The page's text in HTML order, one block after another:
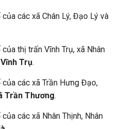
các xã Chân Lý, Đạo Lý và
thị trấn Vĩnh Trụ, xã Nhân
Trụ.
các xã Trần Hưng Đạo,
Trần Thương.
các xã Nhân Thịnh, Nhân